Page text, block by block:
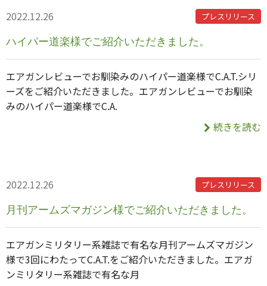
ハイパー道楽様でご紹介いただきました。
2022.12.26 プレスリリース
エアガンレビューでお馴染みのハイパー道楽様でC.A.T.シリ
ーズをご紹介いただきました。エアガンレビューでお馴染
みのハイパー道楽様でC.A.
続きを読む
月刊アームズマガジン様でご紹介いただきました。
2022.12.26 プレスリリース
エアガンミリタリー系雑誌で有名な月刊アームズマガジン
様で3回にわたってC.A.T.をご紹介いただきました。エアガ
ンミリタリー系雑誌で有名な月